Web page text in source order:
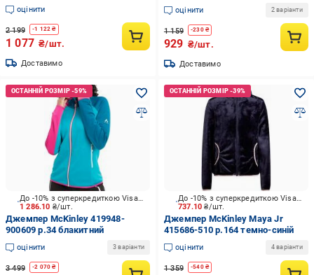
оцінити
2 199 -1 122 ₴
1 077 ₴/шт.
Доставимо
оцінити 2 варіанти
1 159 -230₴
929 ₴/шт.
Доставимо
1 286.10 ₴/шт.
До -10% з суперкредиткою Visa Вигода
Джемпер McKinley 419948-
900609 р.34 блакитний
оцінити 3 варіанти
3 499 -2 070 ₴
737.10₴/шт.
До -10% з суперкредиткою Visa Вигода
Джемпер McKinley Maya Jr
415686-510 р.164 темно-синій
оцінити 4 варіанти
1 359 -540₴